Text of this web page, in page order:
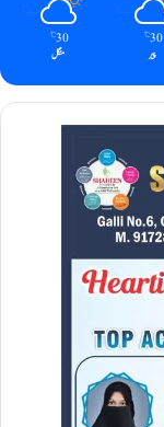
30
℃
پیر
30
℃
منگل